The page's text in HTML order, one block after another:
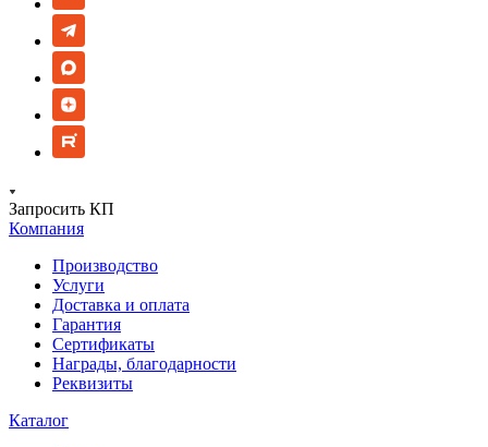
Запросить КП
Компания
Производство
Услуги
Доставка и оплата
Гарантия
Сертификаты
Награды, благодарности
Реквизиты
Каталог